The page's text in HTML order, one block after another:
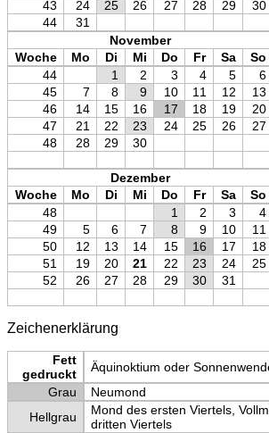
43
24 25 26 27 28 29
30
44
31
November
Woche
Mo Di Mi Do Fr Sa
So
44
1 2 3 4 5
6
45
7 8 9 10 11 12
13
46
14 15 16 17 18 19
20
47
21 22 23 24 25 26
27
48
28 29 30
Dezember
Woche
Mo Di Mi Do Fr Sa
So
48
1 2 3
4
49
5 6 7 8 9 10
11
50
12 13 14 15 16 17
18
51
19 20 21 22 23 24
25
52
26 27 28 29 30 31
Zeichenerklärung
Fett
gedruckt
Äquinoktium oder
Grau
Neumond
Hellgrau
Mond des ersten Viertels,
dritten Viertels